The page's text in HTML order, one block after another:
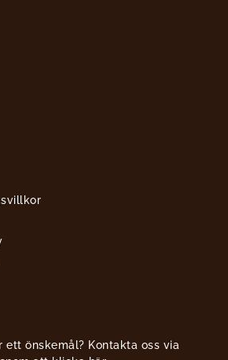
ett önskemål? Kontakta oss via